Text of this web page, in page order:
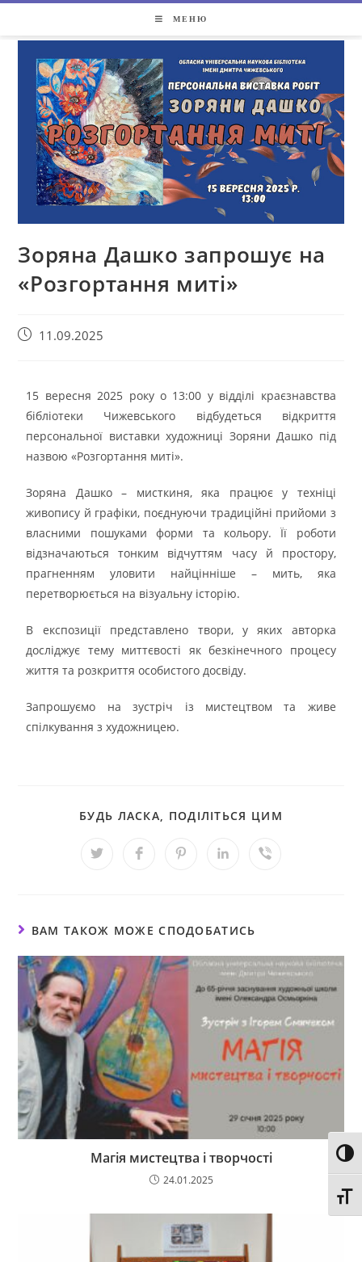
МЕНЮ
Зоряна Дашко запрошує на
«Розгортання миті»
11.09.2025
15 вересня 2025 року о 13:00 у відділі краєзнавства
бібліотеки Чижевського відбудеться відкриття
персональної виставки художниці Зоряни Дашко під
назвою «Розгортання миті».
Зоряна Дашко – мисткиня, яка працює у техніці
живопису й графіки, поєднуючи традиційні прийоми з
власними пошуками форми та кольору. Її роботи
відзначаються тонким відчуттям часу й простору,
прагненням уловити найцінніше – мить, яка
перетворюється на візуальну історію.
В експозиції представлено твори, у яких авторка
досліджує тему миттєвості як безкінечного процесу
життя та розкриття особистого досвіду.
Запрошуємо на зустріч із мистецтвом та живе
спілкування з художницею.
БУДЬ ЛАСКА, ПОДІЛІТЬСЯ ЦИМ
ВАМ ТАКОЖ МОЖЕ СПОДОБАТИСЬ
Магія мистецтва і творчості
24.01.2025